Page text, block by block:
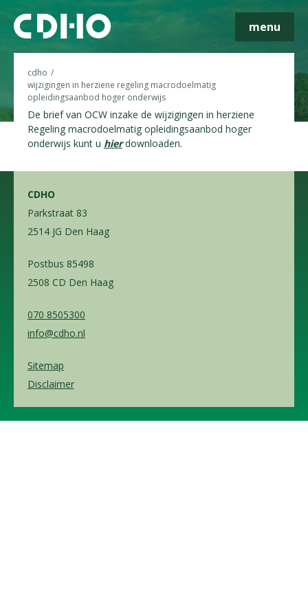
menu
cdho
wijzigingen in herziene regeling macrodoelmatig
opleidingsaanbod hoger onderwijs
De brief van OCW inzake de wijzigingen in herziene
Regeling macrodoelmatig opleidingsaanbod hoger
onderwijs kunt u hierdownloaden.
CDHO
Parkstraat 83
2514 JG Den Haag
Postbus 85498
2508 CD Den Haag
070 8505300
info@cdho.nl
Sitemap
Disclaimer